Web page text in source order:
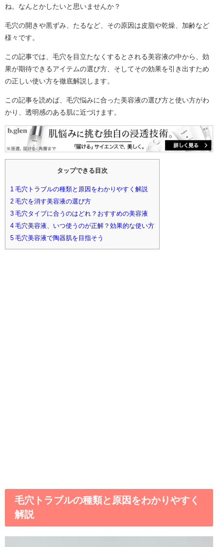
ね。なんとかしたいと思いませんか？
毛穴の開きや黒ずみ、たるなど、その原因は皮脂や乾燥、加齢など
様々です。
この記事では、毛穴を目立たなくするとされる美容液の中から、効
果が期待できるアイテムの選び方、そしてその効果を引き出すため
の正しい使い方を徹底解説します。
この記事を読めば、毛穴悩みに合った美容液の選び方と使い方がわ
かり、透明感のある肌に近づけます。
タップできる目次
1 毛穴トラブルの種類と原因をわかりやすく解説
2 毛穴を消す美容液の選び方
3 毛穴タイプに合うのはどれ？おすすめの美容液
4 毛穴美容液、いつ使うのが正解？効果的な使い方
5 毛穴美容液で陶器肌を目指そう
毛穴トラブルの種類と原因をわかりやすく
解説